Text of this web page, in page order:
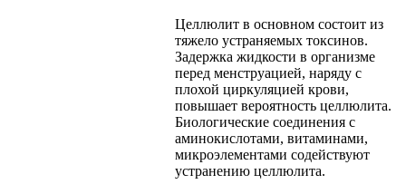
Целлюлит в основном состоит из
тяжело устраняемых токсинов.
Задержка жидкости в организме
перед менструацией, наряду с
плохой циркуляцией крови,
повышает вероятность целлюлита.
Биологические соединения с
аминокислотами, витаминами,
микроэлементами содействуют
устранению целлюлита.